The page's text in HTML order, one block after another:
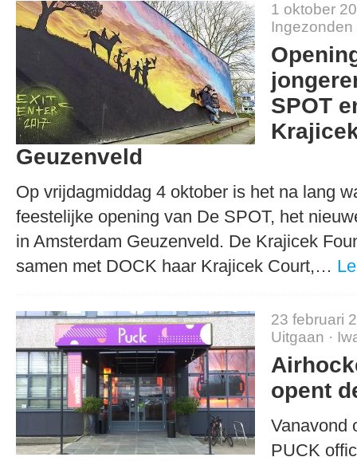
1 oktober
Ingezonden
SPOT
Geuzenveld
Op vrijdagmiddag 4 oktober is het na lang
feestelijke opening van De SPOT, het
in Amsterdam Geuzenveld. De Krajicek
samen met DOCK haar Krajicek Court,…
23 februari
Uitgaan ·
opent
Vanavond
PUCK